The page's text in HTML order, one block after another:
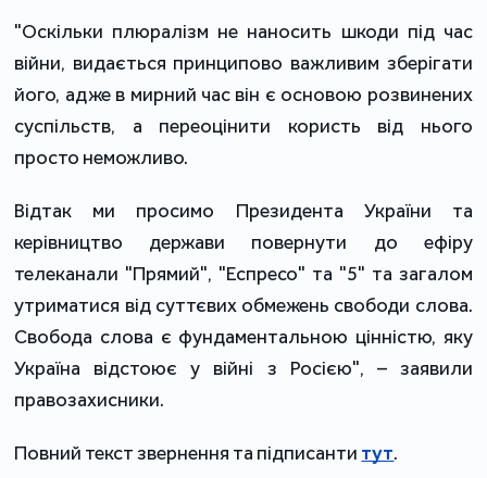
"Оскільки плюралізм не наносить шкоди під час
війни, видається принципово важливим зберігати
його, адже в мирний час він є основою розвинених
суспільств, а переоцінити користь від нього
просто неможливо.
Відтак ми просимо Президента України та
керівництво держави повернути до ефіру
телеканали "Прямий", "Еспресо" та "5" та загалом
утриматися від суттєвих обмежень свободи слова.
Свобода слова є фундаментальною цінністю, яку
Україна відстоює у війні з Росією", – заявили
правозахисники.
Повний текст звернення та підписанти тут.